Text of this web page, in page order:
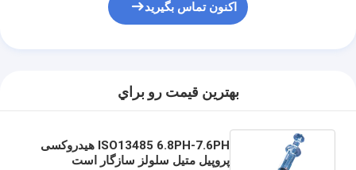
اکنون تماس بگیرید
بهترين قيمت رو براي
ISO13485 6.8PH-7.6PH هیدروکسی
پروپیل متیل سلولز سازگار است